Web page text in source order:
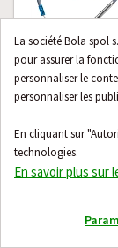
La société Bola spol
pour assurer la
personnaliser le
personnaliser les
En cliquant sur
technologies.
En savoir plus sur